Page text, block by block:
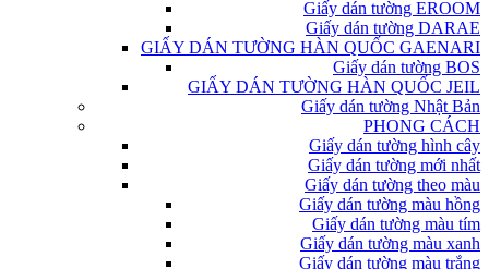
Giấy dán tường EROOM
Giấy dán tường DARAE
GIẤY DÁN TƯỜNG HÀN QUỐC GAENARI
Giấy dán tường BOS
GIẤY DÁN TƯỜNG HÀN QUỐC JEIL
Giấy dán tường Nhật Bản
PHONG CÁCH
Giấy dán tường hình cây
Giấy dán tường mới nhất
Giấy dán tường theo màu
Giấy dán tường màu hồng
Giấy dán tường màu tím
Giấy dán tường màu xanh
Giấy dán tường màu trắng